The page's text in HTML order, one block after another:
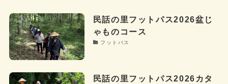
民話の里フットパス2026盆じ
ゃものコース
フットパス
民話の里フットパス2026カタ